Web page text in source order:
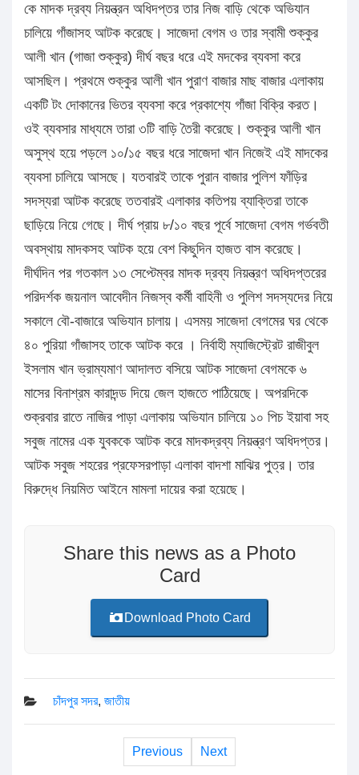
কে মাদক দ্রব্য নিয়ন্ত্রন অধিদপ্তর তার নিজ বাড়ি থেকে অভিযান
চালিয়ে গাঁজাসহ আটক করেছে। সাজেদা বেগম ও তার স্বামী শুক্কুর
আলী খান (গাজা শুক্কুর) দীর্ঘ বছর ধরে এই মদকের ব্যবসা করে
আসছিল। প্রথমে শুক্কুর আলী খান পুরাণ বাজার মাছ বাজার এলাকায়
একটি টং দোকানের ভিতর ব্যবসা করে প্রকাশ্যে গাঁজা বিক্রি করত।
ওই ব্যবসার মাধ্যমে তারা ৩টি বাড়ি তৈরী করেছে। শুক্কুর আলী খান
অসুস্থ হয়ে পড়লে ১০/১৫ বছর ধরে সাজেদা খান নিজেই এই মাদকের
ব্যবসা চালিয়ে আসছে। যতবারই তাকে পুরান বাজার পুলিশ ফাঁড়ির
সদস্যরা আটক করেছে ততবারই এলাকার কতিপয় ব্যাক্তিরা তাকে
ছাড়িয়ে নিয়ে গেছে। দীর্ঘ প্রায় ৮/১০ বছর পূর্বে সাজেদা বেগম গর্ভবতী
অবস্থায় মাদকসহ আটক হয়ে বেশ কিছুদিন হাজত বাস করেছে।
দীর্ঘদিন পর গতকাল ১৩ সেপ্টেম্বর মাদক দ্রব্য নিয়ন্ত্রণ অধিদপ্তরের
পরিদর্শক জয়নাল আবেদীন নিজস্ব কর্মী বাহিনী ও পুলিশ সদস্যদের নিয়ে
সকালে বৌ-বাজারে অভিযান চালায়। এসময় সাজেদা বেগমের ঘর থেকে
৪০ পুরিয়া গাঁজাসহ তাকে আটক করে । নির্বাহী ম্যাজিস্ট্রেট রাজীবুল
ইসলাম খান ভ্রাম্যমাণ আদালত বসিয়ে আটক সাজেদা বেগমকে ৬
মাসের বিনাশ্রম কারাদন্ড দিয়ে জেল হাজতে পাঠিয়েছে। অপরদিকে
শুক্রবার রাতে নাজির পাড়া এলাকায় অভিযান চালিয়ে ১০ পিচ ইয়াবা সহ
সবুজ নামের এক যুবককে আটক করে মাদকদ্রব্য নিয়ন্ত্রণ অধিদপ্তর।
আটক সবুজ শহরের প্রফেসরপাড়া এলাকা বাদশা মাঝির পুত্র। তার
বিরুদ্ধে নিয়মিত আইনে মামলা দায়ের করা হয়েছে।
Share this news as a Photo
Card
Download Photo Card
চাঁদপুর সদর, জাতীয়
Previous Next